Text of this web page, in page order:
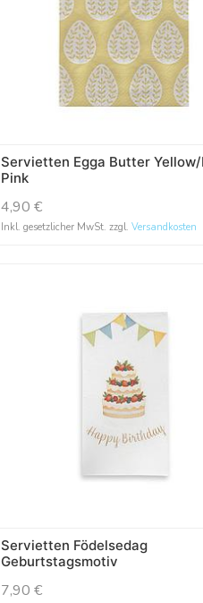
Servietten Egga Butter
Pink
4,90 €
Inkl. gesetzlicher MwSt. zzgl.Versandkosten
Servietten Födelsedag
Geburtstagsmotiv
7,90 €